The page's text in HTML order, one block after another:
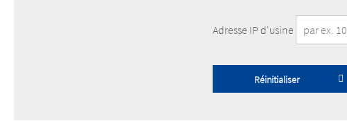
Adresse IP d'usine
Réinitialiser